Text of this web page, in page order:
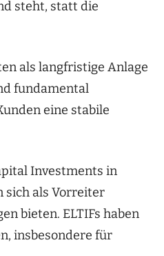
steht, statt die
als langfristige Anlage
fundamental
eine stabile
Investments in
sich als Vorreiter
bieten. ELTIFs haben
insbesondere für